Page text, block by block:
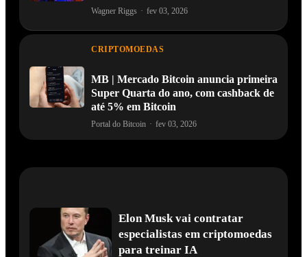
Wagner Riggs · fev 03, 2026
CRIPTOMOEDAS
MB | Mercado Bitcoin anuncia primeira
Super Quarta do ano, com cashback de
até 5% em Bitcoin
Portal do Bitcoin · fev 03, 2026
Elon Musk vai contratar
especialistas em criptomoedas
para treinar IA